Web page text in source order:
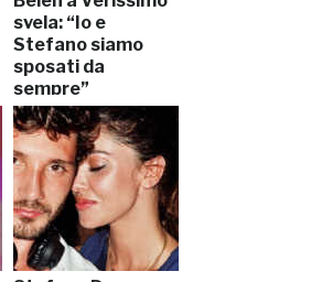
svela: “Io e
Stefano siamo
sposati da
sempre”